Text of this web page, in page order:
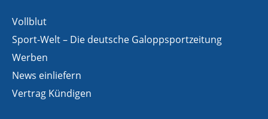
Vollblut
Sport-Welt – Die deutsche Galoppsportzeitung
Werben
News einliefern
Vertrag Kündigen